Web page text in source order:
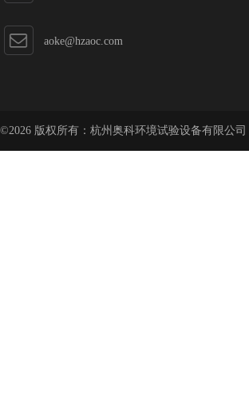
aoke@hzaoc.com
©2026 版权所有：杭州奥科环境试验设备有限公